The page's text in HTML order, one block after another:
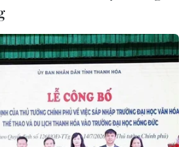
kỷ
Wicks, việc cụ rùa Jonathan
như vậy có thể là do tác dụng
Asiatica, một loại thảo mộc phổ